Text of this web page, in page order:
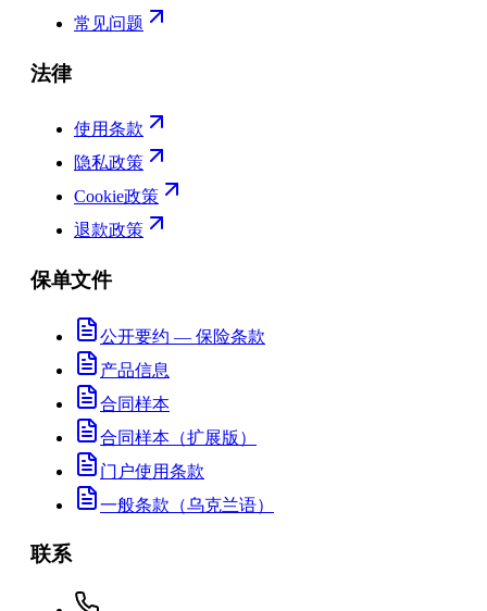
常见问题
法律
使用条款
隐私政策
Cookie政策
退款政策
保单文件
公开要约 — 保险条款
产品信息
合同样本
合同样本（扩展版）
门户使用条款
一般条款（乌克兰语）
联系